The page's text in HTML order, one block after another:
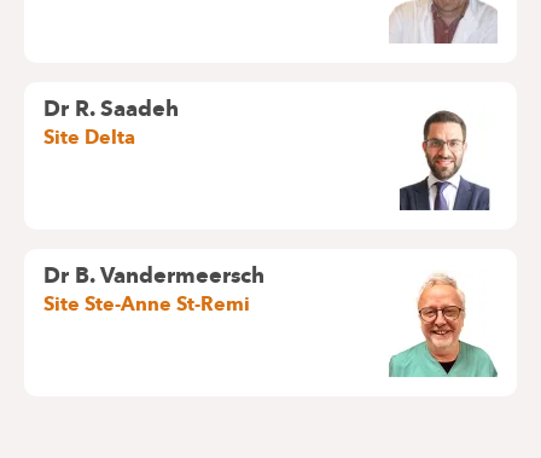
Dr R. Saadeh
Site Delta
Dr B. Vandermeersch
Site Ste-Anne St-Remi